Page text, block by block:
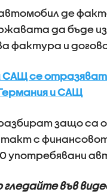
де
да бъде
фактура и
се отразяват
и САЩ
защо са
с
употребявани
гледайте във